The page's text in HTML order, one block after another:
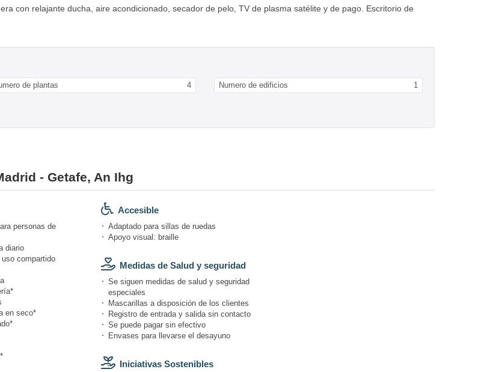
con relajante ducha, aire acondicionado, secador de pelo, TV de plasma satélite y de pago. Escritorio de
de plantas 4 Numero de edificios 1
- Getafe, An Ihg
personas de
diario
compartido
en seco*
Accesible
Adaptado para sillas de ruedas
Apoyo visual: braille
Medidas de Salud y seguridad
Se siguen medidas de salud y seguridad
especiales
Mascarillas a disposición de los clientes
Registro de entrada y salida sin contacto
Se puede pagar sin efectivo
Envases para llevarse el desayuno
Iniciativas Sostenibles